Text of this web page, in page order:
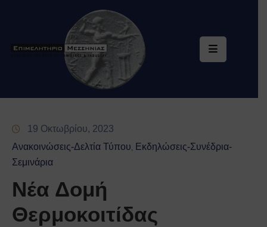
Επιμελητήριο
Ειδική
Πληροφόρηση
Ενημέρωση
Επικοινωνία
19 Οκτωβρίου, 2023
Ανακοινώσεις-Δελτία Τύπου‚ Εκδηλώσεις-Συνέδρια-
Σεμινάρια
Νέα Δομή
Θερμοκοιτίδας